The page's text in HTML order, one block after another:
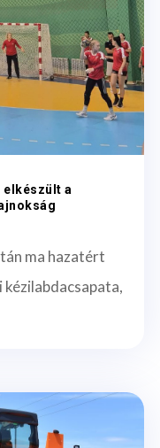
elkészült a
ma hazatért
kézilabdacsapata,